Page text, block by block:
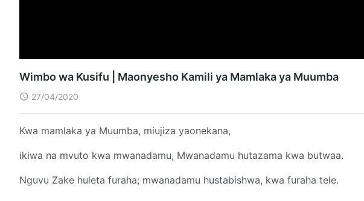
Wimbo wa Kusifu | Maonyesho Kamili ya Mamlaka ya Muumba
27/04/2020
Kwa mamlaka ya Muumba, miujiza yaonekana,
ikiwa na mvuto kwa mwanadamu, Mwanadamu hutazama kwa butwaa.
Nguvu Zake huleta furaha; mwanadamu hustabishwa, kwa furaha tele.